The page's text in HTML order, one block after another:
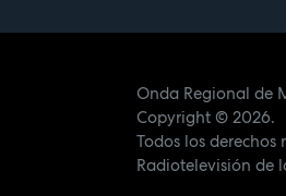
Onda Regional de
Copyright© 2026.
Todos los derechos
Radiotelevisión de